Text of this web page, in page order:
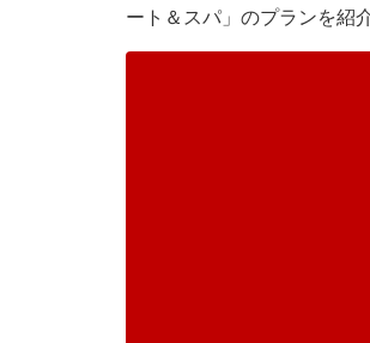
ート＆スパ」のプランを紹